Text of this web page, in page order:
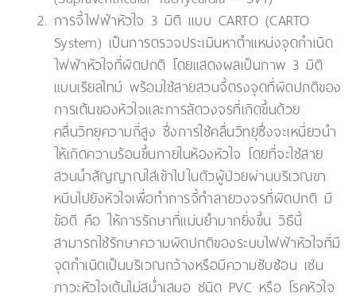
การจี้ไฟฟ้าหัวใจ 3 มิติ แบบ CARTO (CARTO
System) เป็นการตรวจประเมินหาตำแหน่งจุดกำเนิด
ไฟฟ้าหัวใจที่ผิดปกติ โดยแสดงผลเป็นภาพ 3 มิติ
แบบเรียลไทม์ พร้อมใช้สายสวนจี้ตรงจุดที่ผิดปกติของ
การเต้นของหัวใจและการลัดวงจรที่เกิดขึ้นด้วย
คลื่นวิทยุความถี่สูง ซึ่งการใช้คลื่นวิทยุซึ่งจะเหนี่ยวนำ
ให้เกิดความร้อนขึ้นภายในห้องหัวใจ โดยที่จะใช้สาย
สวนนำสัญญาณใส่เข้าไปในตัวผู้ป่วยผ่านบริเวณขา
หนีบไปยังหัวใจเพื่อทำการจี้ทำลายวงจรที่ผิดปกติ มี
ข้อดี คือ ให้การรักษาที่แม่นยำมากยิ่งขึ้น วิธีนี้
สามารถใช้รักษาความผิดปกติของระบบไฟฟ้าหัวใจที่มี
จุดกำเนิดเป็นบริเวณกว้างหรือมีความซับซ้อน เช่น
ภาวะหัวใจเต้นไม่สม่ำเสมอ ชนิด PVC หรือ โรคหัวใจ